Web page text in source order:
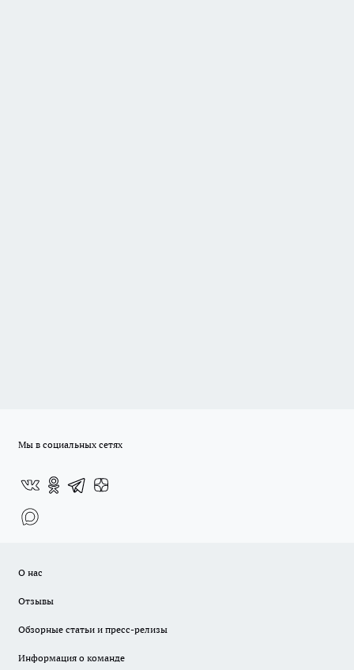
Мы в социальных сетях
О нас
Отзывы
Обзорные статьи и пресс-релизы
Информация о команде